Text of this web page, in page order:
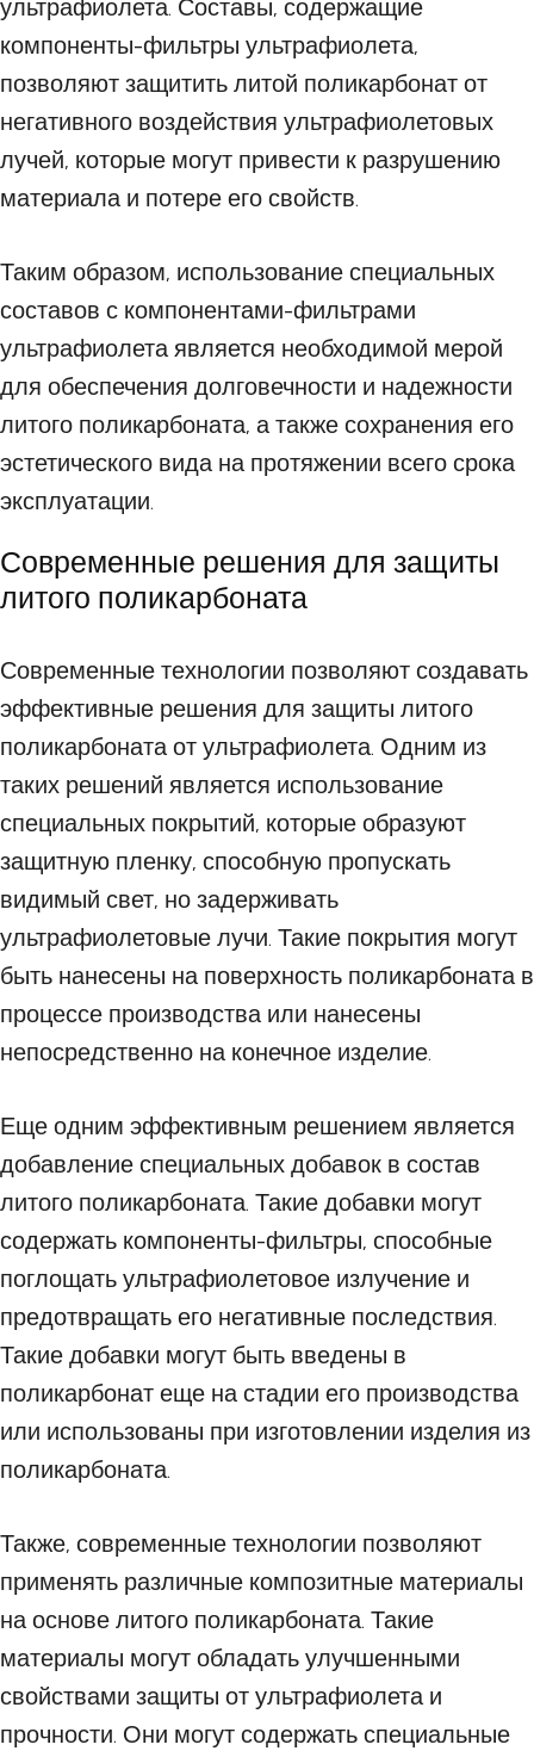
ультрафиолета. Составы, содержащие
компоненты-фильтры ультрафиолета,
позволяют защитить литой поликарбонат от
негативного воздействия ультрафиолетовых
лучей, которые могут привести к разрушению
материала и потере его свойств.
Таким образом, использование специальных
составов с компонентами-фильтрами
ультрафиолета является необходимой мерой
для обеспечения долговечности и надежности
литого поликарбоната, а также сохранения его
эстетического вида на протяжении всего срока
эксплуатации.
Современные решения для защиты
литого поликарбоната
Современные технологии позволяют создавать
эффективные решения для защиты литого
поликарбоната от ультрафиолета. Одним из
таких решений является использование
специальных покрытий, которые образуют
защитную пленку, способную пропускать
видимый свет, но задерживать
ультрафиолетовые лучи. Такие покрытия могут
быть нанесены на поверхность поликарбоната в
процессе производства или нанесены
непосредственно на конечное изделие.
Еще одним эффективным решением является
добавление специальных добавок в состав
литого поликарбоната. Такие добавки могут
содержать компоненты-фильтры, способные
поглощать ультрафиолетовое излучение и
предотвращать его негативные последствия.
Такие добавки могут быть введены в
поликарбонат еще на стадии его производства
или использованы при изготовлении изделия из
поликарбоната.
Также, современные технологии позволяют
применять различные композитные материалы
на основе литого поликарбоната. Такие
материалы могут обладать улучшенными
свойствами защиты от ультрафиолета и
прочности. Они могут содержать специальные